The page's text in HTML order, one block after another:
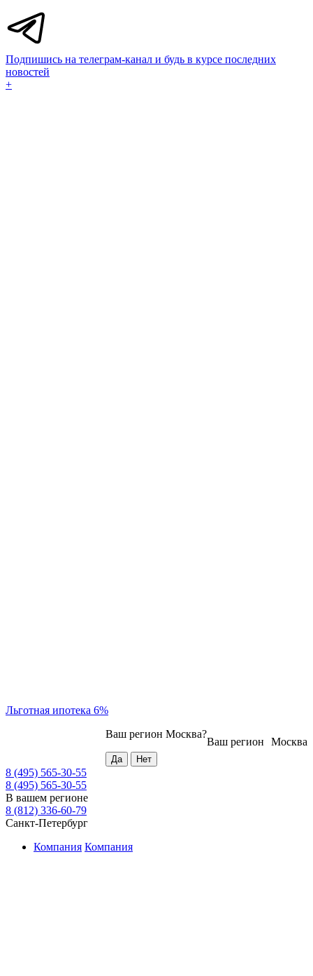
Подпишись на телеграм-канал и будь в курсе последних
новостей
+
Льготная ипотека 6%
Москва
Ваш регион
Ваш регион Москва?
8 (495) 565-30-55
8 (495) 565-30-55
В вашем регионе
8 (812) 336-60-79
Санкт-Петербург
Компания Компания